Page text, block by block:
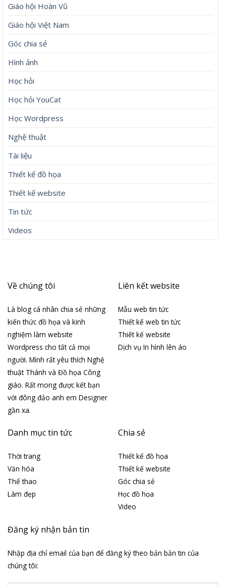
Giáo hội Hoàn Vũ
Giáo hội Việt Nam
Góc chia sẻ
Hình ảnh
Học hỏi
Học hỏi YouCat
Học Wordpress
Nghệ thuật
Tài liệu
Thiết kế đồ họa
Thiết kế website
Tin tức
Videos
Về chúng tôi
Là blog cá nhân chia sẻ những
kiến thức đồ họa và kinh
nghiệm làm website
Wordpress cho tất cả mọi
người. Mình rất yêu thích Nghệ
thuật Thánh và Đồ họa Công
giáo. Rất mong được kết bạn
với đông đảo anh em Designer
gần xa.
Liên kết website
Mẫu web tin tức
Thiết kế web tin tức
Thiết kế website
Dịch vụ In hình lên áo
Danh mục tin tức
Thời trang
Văn hóa
Thể thao
Làm đẹp
Chia sẻ
Thiết kế đồ họa
Thiết kế website
Góc chia sẻ
Học đồ họa
Video
Đăng ký nhận bản tin
Nhập địa chỉ email của bạn để đăng ký theo bản bản tin của
chúng tôi: